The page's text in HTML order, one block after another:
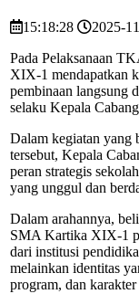
15:18:28
2025-
Pada Pelaksanaan
XIX-1 mendapatkan
pembinaan langsung
selaku Kepala
Dalam kegiatan yang
tersebut, Kepala
peran strategis
yang unggul dan
Dalam arahannya,
SMA Kartika XIX-1
dari institusi
melainkan identitas
program, dan